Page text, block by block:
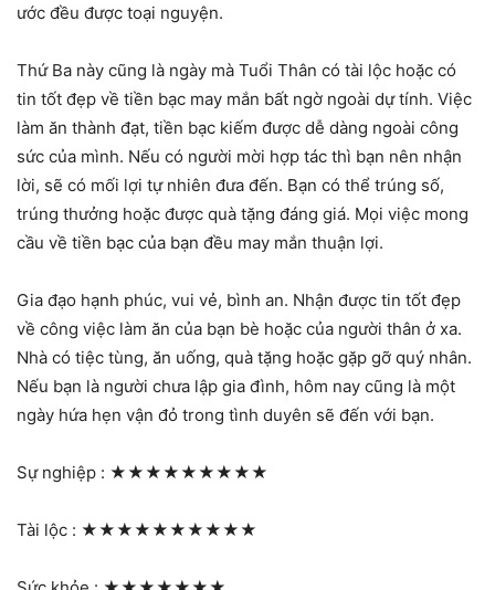
ước đều được toại nguyện.
Thứ Ba này cũng là ngày mà Tuổi Thân có tài lộc hoặc có
tin tốt đẹp về tiền bạc may mắn bất ngờ ngoài dự tính. Việc
làm ăn thành đạt, tiền bạc kiếm được dễ dàng ngoài công
sức của mình. Nếu có người mời hợp tác thì bạn nên nhận
lời, sẽ có mối lợi tự nhiên đưa đến. Bạn có thể trúng số,
trúng thưởng hoặc được quà tặng đáng giá. Mọi việc mong
cầu về tiền bạc của bạn đều may mắn thuận lợi.
Gia đạo hạnh phúc, vui vẻ, bình an. Nhận được tin tốt đẹp
về công việc làm ăn của bạn bè hoặc của người thân ở xa.
Nhà có tiệc tùng, ăn uống, quà tặng hoặc gặp gỡ quý nhân.
Nếu bạn là người chưa lập gia đình, hôm nay cũng là một
ngày hứa hẹn vận đỏ trong tình duyên sẽ đến với bạn.
Sự nghiệp : ★★★★★★★★★
Tài lộc : ★★★★★★★★★★